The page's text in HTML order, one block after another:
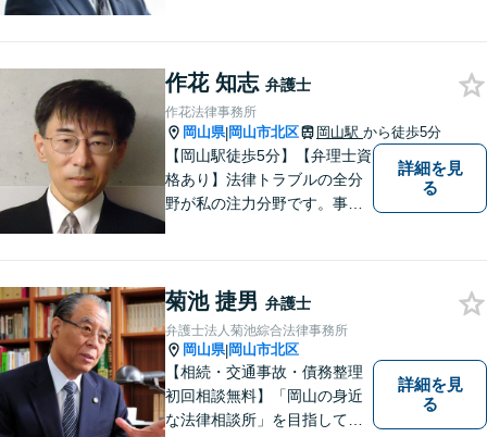
にご相談ください。
作花 知志 弁護士
作花法律事務所
岡山県|岡山市北区 岡山駅 から徒歩5分
【岡山駅徒歩5分】【弁理士資
格あり】法律トラブルの全分
野が私の注力分野です。事務
ラス対応】【後払い対応】
【日弁連国際人権問題委員会
所属】お困りの方は、お気軽
にご相談下さい。
詳細を見
る
菊池 捷男 弁護士
弁護士法人菊池綜合法律事務所
岡山県|岡山市北区
【相続・交通事故・債務整理
初回相談無料】「岡山の身近
な法律相談所」を目指してい
詳細を見
る